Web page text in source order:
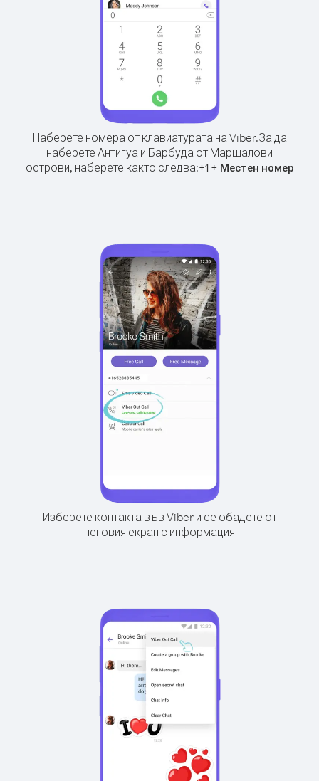
Наберете номера от клавиатурата на Viber.За да
наберете Антигуа и Барбуда от Маршалови
острови, наберете както следва:+1+ Местен номер
Изберете контакта във Viber и се обадете от
неговия екран с информация